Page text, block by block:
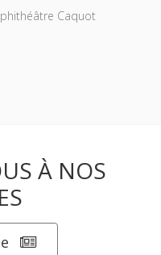
Caquot
À NOS